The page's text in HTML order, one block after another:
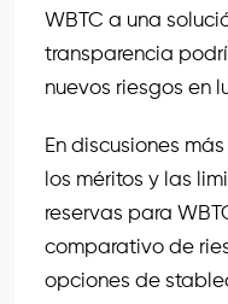
WBTC a una
transparencia
nuevos riesgos en
En discusiones
los méritos y las
reservas para
comparativo de
opciones de